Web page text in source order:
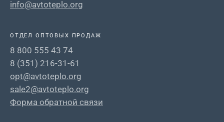
info@avtoteplo.org
ОТДЕЛ ОПТОВЫХ ПРОДАЖ
8 800 555 43 74
8 (351) 216-31-61
opt@avtoteplo.org
sale2@avtoteplo.org
Форма обратной связи